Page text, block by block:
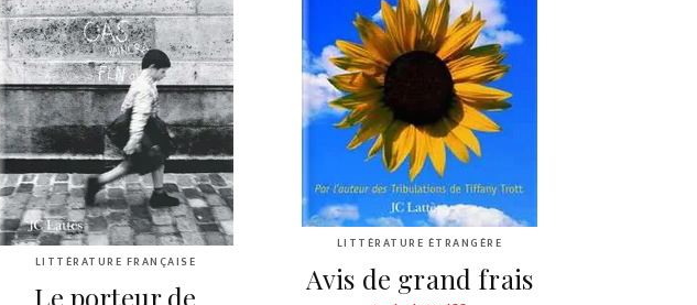
LITTÉRATURE FRANÇAISE
Le porteur de
LITTÉRATURE ÉTRANGÈRE
Avis de grand frais